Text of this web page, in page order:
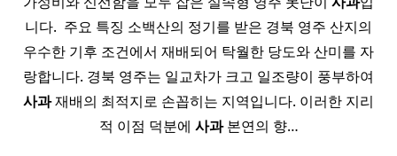
니다. ​ 주요 특징 소백산의 정기를 받은 경북 영주 산지의
우수한 기후 조건에서 재배되어 탁월한 당도와 산미를 자
랑합니다. 경북 영주는 일교차가 크고 일조량이 풍부하여
사과재배의 최적지로 손꼽히는 지역입니다. 이러한 지리
적 이점 덕분에 사과본연의 향…